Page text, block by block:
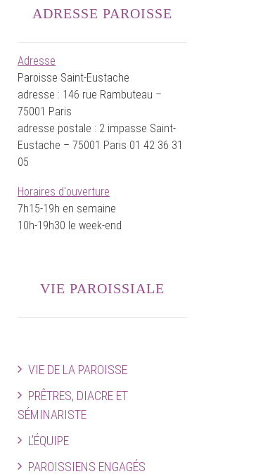
ADRESSE PAROISSE
Adresse
Paroisse Saint-Eustache
adresse : 146 rue Rambuteau –
75001 Paris
adresse postale : 2 impasse Saint-
Eustache – 75001 Paris 01 42 36 31
05
Horaires d'ouverture
7h15-19h en semaine
10h-19h30 le week-end
VIE PAROISSIALE
VIE DE LA PAROISSE
PRÊTRES, DIACRE ET
SÉMINARISTE
L’ÉQUIPE
PAROISSIENS ENGAGÉS